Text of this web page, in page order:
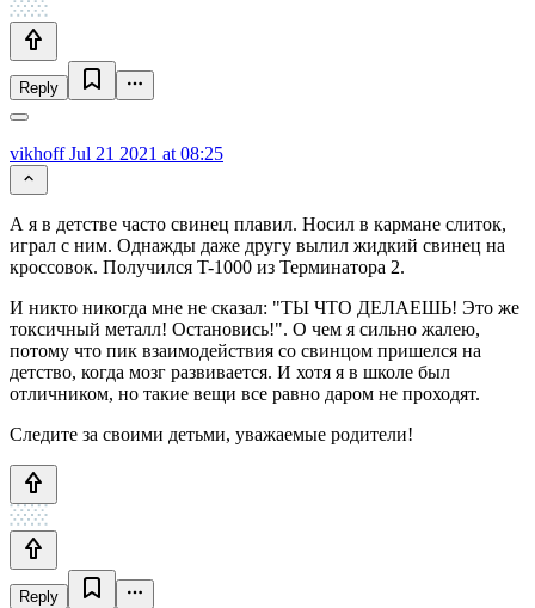
Reply
vikhoffJul 21 2021 at 08:25
А я в детстве часто свинец плавил. Носил в кармане слиток,
играл с ним. Однажды даже другу вылил жидкий свинец на
кроссовок. Получился T-1000 из Терминатора 2.
И никто никогда мне не сказал: "ТЫ ЧТО ДЕЛАЕШЬ! Это же
токсичный металл! Остановись!". О чем я сильно жалею,
потому что пик взаимодействия со свинцом пришелся на
детство, когда мозг развивается. И хотя я в школе был
отличником, но такие вещи все равно даром не проходят.
Следите за своими детьми, уважаемые родители!
Reply